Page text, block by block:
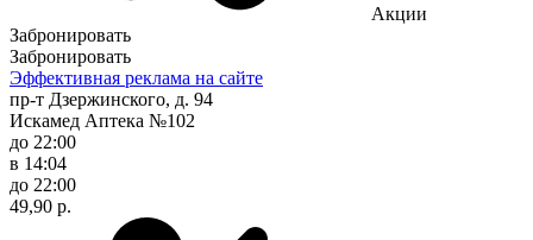
Акции
Забронировать
Забронировать
Эффективная реклама на сайте
пр-т Дзержинского, д. 94
Искамед Аптека №102
до 22:00
в 14:04
до 22:00
49,90 р.